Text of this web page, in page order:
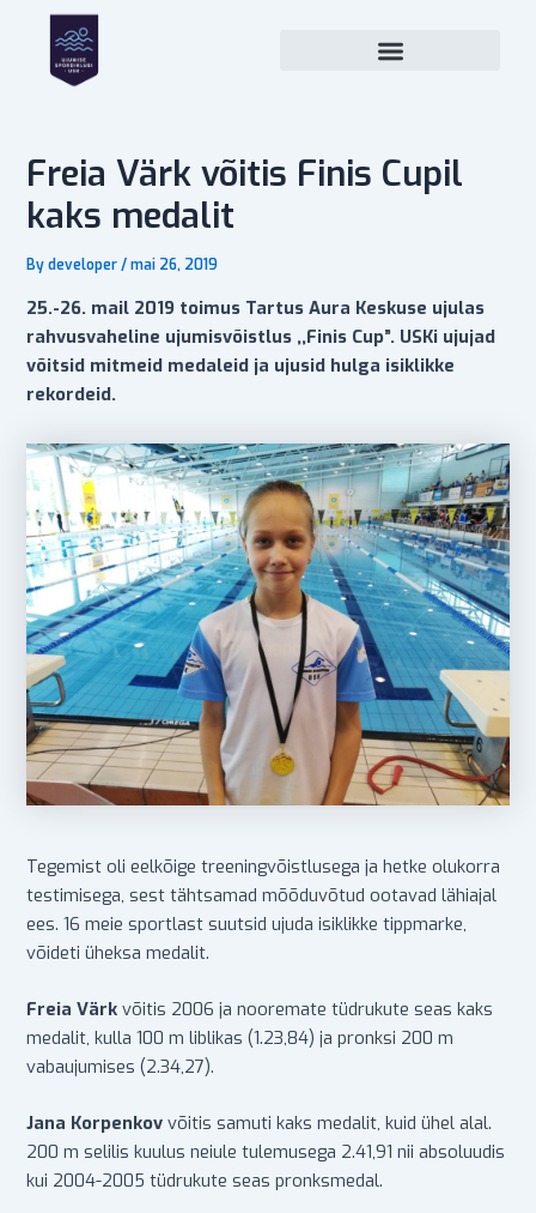
content
Freia Värk võitis Finis Cupil
kaks medalit
Bydeveloper/mai 26, 2019
25.-26. mail 2019 toimus Tartus Aura Keskuse ujulas
rahvusvaheline ujumisvõistlus ,,Finis Cup”. USKi ujujad
võitsid mitmeid medaleid ja ujusid hulga isiklikke
rekordeid.
Tegemist oli eelkõige treeningvõistlusega ja hetke olukorra
testimisega, sest tähtsamad mõõduvõtud ootavad lähiajal
ees. 16 meie sportlast suutsid ujuda isiklikke tippmarke,
võideti üheksa medalit.
Freia Värkvõitis 2006 ja nooremate tüdrukute seas kaks
medalit, kulla 100 m liblikas (1.23,84) ja pronksi 200 m
vabaujumises (2.34,27).
Jana Korpenkov võitis samuti kaks medalit, kuid ühel alal.
200 m selilis kuulus neiule tulemusega 2.41,91 nii absoluudis
kui 2004-2005 tüdrukute seas pronksmedal.
navigation